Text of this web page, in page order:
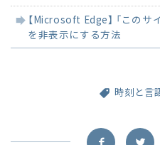
【Microsoft Edge】 「この
を非表示にする方法
時刻と言